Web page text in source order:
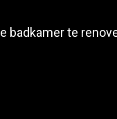
badkamer te